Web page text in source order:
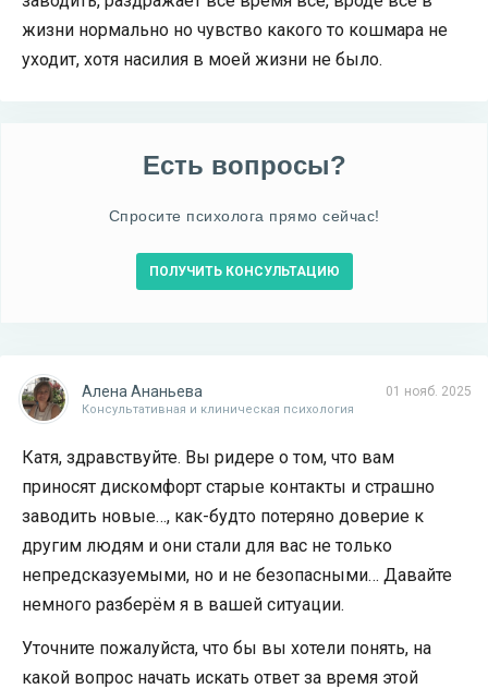
жизни нормально но чувство какого то кошмара не
уходит, хотя насилия в моей жизни не было.
Есть вопросы?
Спросите психолога прямо сейчас!
ПОЛУЧИТЬ КОНСУЛЬТАЦИЮ
01 нояб. 2025
Алена Ананьева
Консультативная и клиническая психология
Катя, здравствуйте. Вы ридере о том, что вам
приносят дискомфорт старые контакты и страшно
заводить новые…, как-будто потеряно доверие к
другим людям и они стали для вас не только
непредсказуемыми, но и не безопасными… Давайте
немного разберём я в вашей ситуации.
Уточните пожалуйста, что бы вы хотели понять, на
какой вопрос начать искать ответ за время этой